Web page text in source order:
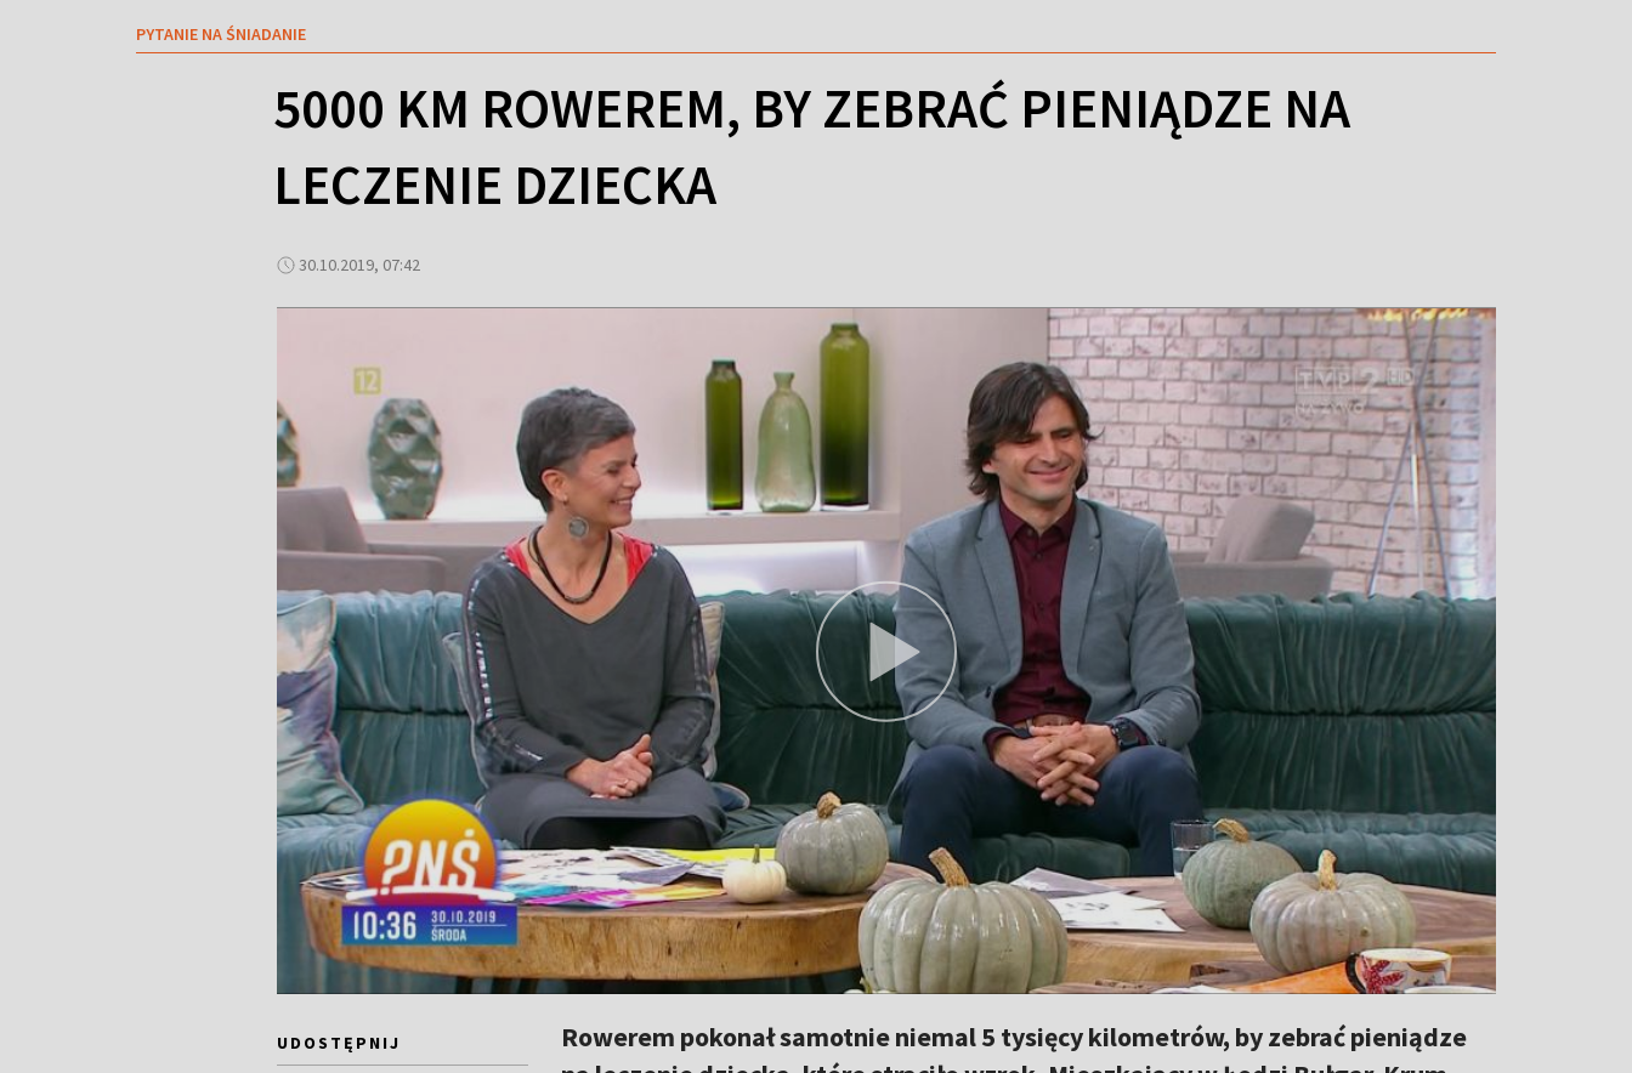
PYTANIE NA ŚNIADANIE
5000 KM ROWEREM, BY ZEBRAĆ PIENIĄDZE NA
LECZENIE DZIECKA
30.10.2019, 07:42
UDOSTĘPNIJ
Rowerem pokonał samotnie niemal 5 tysięcy kilometrów, by zebrać pieniądze